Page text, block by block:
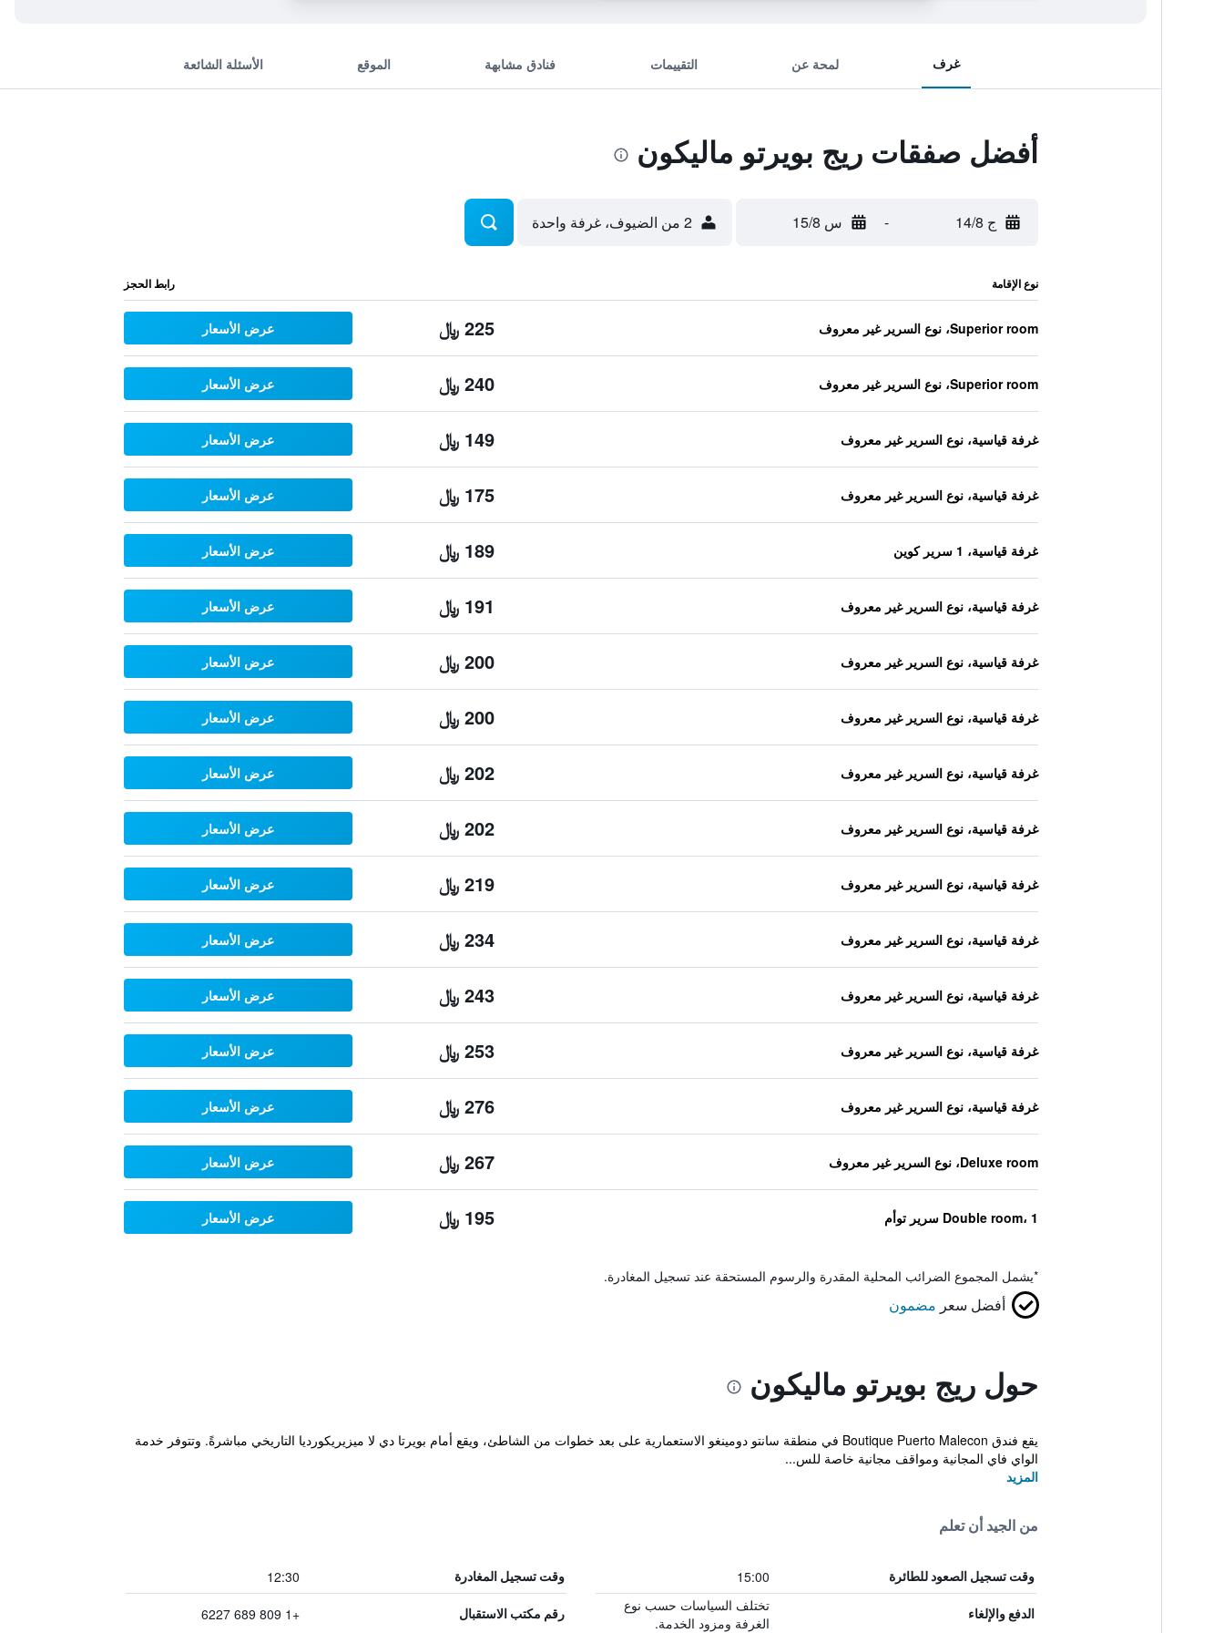
غرف لمحة عن التقييمات فنادق مشابهة الموقع الأسئلة الشائعة
أفضل صفقات ريج بويرتو ماليكون
ج 14/8 - س 15/8 2 من الضيوف، غرفة واحدة
نوع الإقامة رابط الحجز
Superior room، نوع السرير غير معروف 225 ﷼ عرض الأسعار
Superior room، نوع السرير غير معروف 240 ﷼ عرض الأسعار
غرفة قياسية، نوع السرير غير معروف 149 ﷼ عرض الأسعار
غرفة قياسية، نوع السرير غير معروف 175 ﷼ عرض الأسعار
غرفة قياسية، 1 سرير كوين 189 ﷼ عرض الأسعار
غرفة قياسية، نوع السرير غير معروف 191 ﷼ عرض الأسعار
غرفة قياسية، نوع السرير غير معروف 200 ﷼ عرض الأسعار
غرفة قياسية، نوع السرير غير معروف 200 ﷼ عرض الأسعار
غرفة قياسية، نوع السرير غير معروف 202 ﷼ عرض الأسعار
غرفة قياسية، نوع السرير غير معروف 202 ﷼ عرض الأسعار
غرفة قياسية، نوع السرير غير معروف 219 ﷼ عرض الأسعار
غرفة قياسية، نوع السرير غير معروف 234 ﷼ عرض الأسعار
غرفة قياسية، نوع السرير غير معروف 243 ﷼ عرض الأسعار
غرفة قياسية، نوع السرير غير معروف 253 ﷼ عرض الأسعار
غرفة قياسية، نوع السرير غير معروف 276 ﷼ عرض الأسعار
Deluxe room، نوع السرير غير معروف 267 ﷼ عرض الأسعار
Double room، 1 سرير توأم 195 ﷼ عرض الأسعار
*يشمل المجموع الضرائب المحلية المقدرة والرسوم المستحقة عند تسجيل المغادرة.
أفضل سعر مضمون
حول ريج بويرتو ماليكون
يقع فندق Boutique Puerto Malecon في منطقة سانتو دومينغو الاستعمارية على بعد خطوات من الشاطئ، ويقع أمام بويرتا دي لا ميزيريكورديا التاريخي مباشرةً. وتتوفر خدمة
الواي فاي المجانية ومواقف مجانية خاصة للس...
المزيد
من الجيد أن تعلم
وقت تسجيل الصعود للطائرة 15:00 وقت تسجيل المغادرة 12:30
الدفع والإلغاء
تختلف السياسات حسب نوع
الغرفة ومزود الخدمة.
رقم مكتب الاستقبال +1 809 689 6227